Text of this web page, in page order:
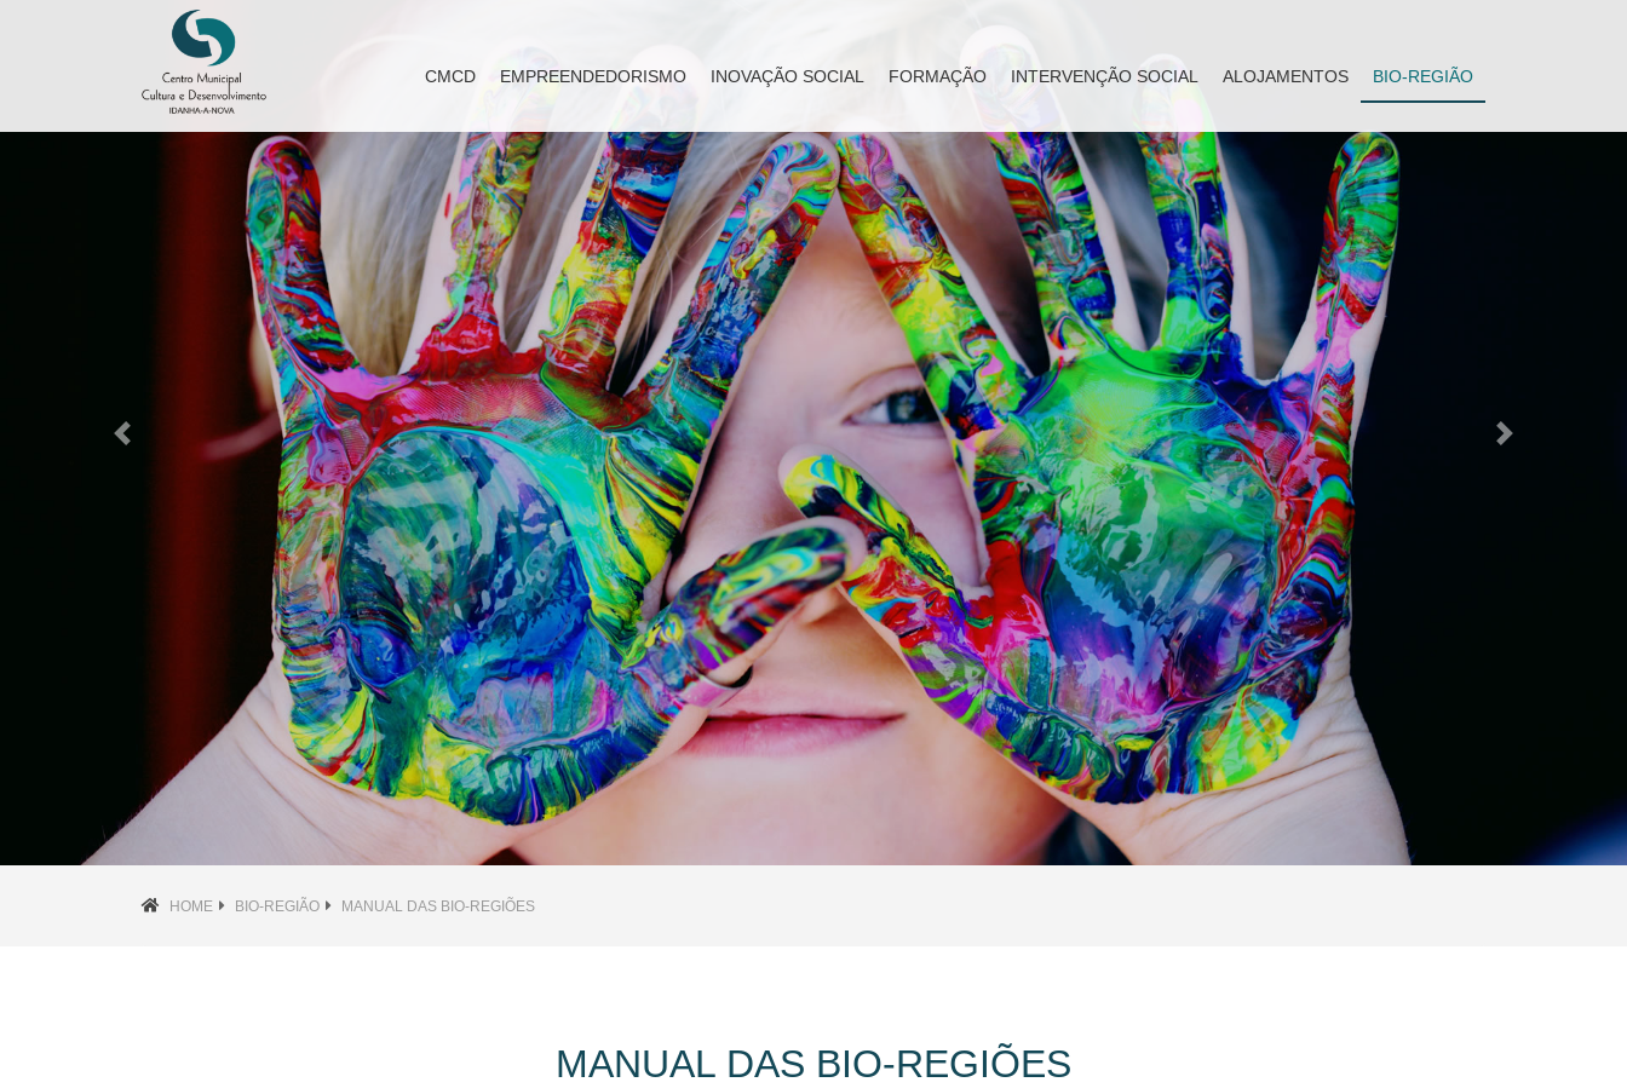
CMCD EMPREENDEDORISMO INOVAÇÃO SOCIAL FORMAÇÃO INTERVENÇÃO SOCIAL ALOJAMENTOS BIO-REGIÃO
Previous Next
HOME BIO-REGIÃO MANUAL DAS BIO-REGIÕES
MANUAL DAS BIO-REGIÕES